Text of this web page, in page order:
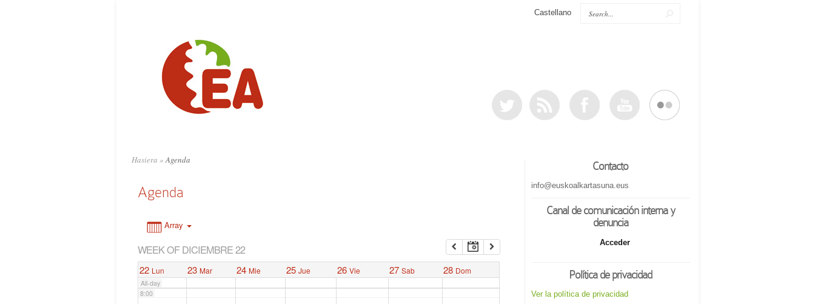
Castellano
Hasiera »Agenda
Agenda
Array
WEEK OF DICIEMBRE 22
22 Lun 23 Mar 24 Mie 25 Jue 26 Vie 27 Sab 28 Dom
All-day
6:00
8:00
Contacto
info@euskoalkartasuna.eus
Canal de comunicación interna y
denuncia
Acceder
Política de privacidad
Ver la política de privacidad